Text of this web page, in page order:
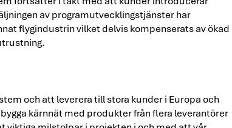
av programutvecklingstjänster har
flygindustrin vilket delvis kompenserats av ökad
och att leverera till stora kunder i Europa och
kärnnät med produkter från flera leverantörer